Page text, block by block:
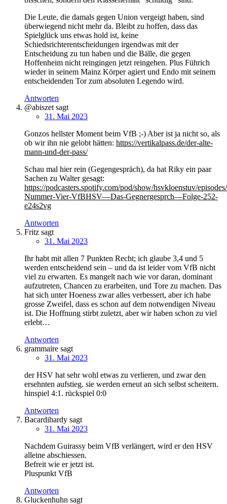
Die Leute, die damals gegen Union vergeigt haben, sind
überwiegend nicht mehr da. Bleibt zu hoffen, dass das
Spielglück uns etwas hold ist, keine
Schiedsrichterentscheidungen irgendwas mit der
Entscheidung zu tun haben und die Bälle, die gegen
Hoffenheim nicht reingingen jetzt reingehen. Plus Führich
wieder in seinem Mainz Körper agiert und Endo mit seinem
entscheidenden Tor zum absoluten Legendo wird.
Antworten
@abiszet sagt
31. Mai 2023
Gonzos hellster Moment beim VfB ;-) Aber ist ja nicht so, als
ob wir ihn nie gelobt hätten: https://vertikalpass.de/der-alte-
mann-und-der-pass/
Schau mal hier rein (Gegengespräch), da hat Riky ein paar
Sachen zu Walter gesagt:
https://podcasters.spotify.com/pod/show/hsvkloenstuv/
Nummer-Vier-VfBHSV—Das-Gegnergesprch—Folge-252-
e24s2vg
Antworten
Fritz sagt
31. Mai 2023
Ihr habt mit allen 7 Punkten Recht; ich glaube 3,4 und 5
werden entscheidend sein – und da ist leider vom VfB nicht
viel zu erwarten. Es mangelt nach wie vor daran, dominant
aufzutreten, Chancen zu erarbeiten, und Tore zu machen. Das
hat sich unter Hoeness zwar alles verbessert, aber ich habe
grosse Zweifel, dass es schon auf dem notwendigen Niveau
ist. Die Hoffnung stirbt zuletzt, aber wir haben schon zu viel
erlebt…
Antworten
grammaire sagt
31. Mai 2023
der HSV hat sehr wohl etwas zu verlieren, und zwar den
ersehnten aufstieg. sie werden erneut an sich selbst scheitern.
hinspiel 4:1. rückspiel 0:0
Antworten
Bacardihardy sagt
31. Mai 2023
Nachdem Guirassy beim VfB verlängert, wird er den HSV
alleine abschiessen.
Befreit wie er jetzt ist.
Pluspunkt VfB
Antworten
Gluckenhuhn sagt